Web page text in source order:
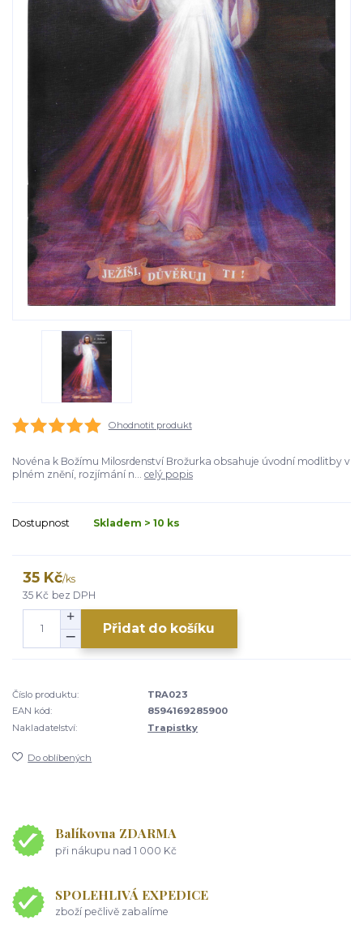
Ohodnotit produkt
Novéna k Božímu Milosrdenství Brožurka obsahuje úvodní modlitby v
plném znění, rozjímání n... celý popis
Dostupnost Skladem > 10 ks
35 Kč/ks
35 Kč bez DPH
Přidat do košíku
Číslo produktu:
TRA023
EAN kód:
8594169285900
Nakladatelství:
Trapistky
Do oblíbených
Balíkovna ZDARMA
při nákupu nad 1 000 Kč
SPOLEHLIVÁ EXPEDICE
zboží pečlivě zabalíme